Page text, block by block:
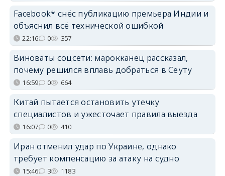
Facebook* снёс публикацию премьера Индии и
объяснил всё технической ошибкой
22:16 0 357
Виноваты соцсети: марокканец рассказал,
почему решился вплавь добраться в Сеуту
16:59 0 664
Китай пытается остановить утечку
специалистов и ужесточает правила выезда
16:07 0 410
Иран отменил удар по Украине, однако
требует компенсацию за атаку на судно
15:46 3 1183